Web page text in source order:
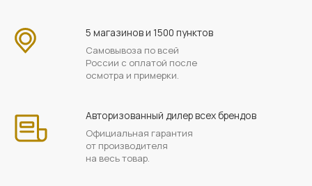
5 магазинов и 1500 пунктов
Самовывоза по всей
России с оплатой после
осмотра и примерки.
Авторизованный дилер всех брендов
Официальная гарантия
от производителя
на весь товар.